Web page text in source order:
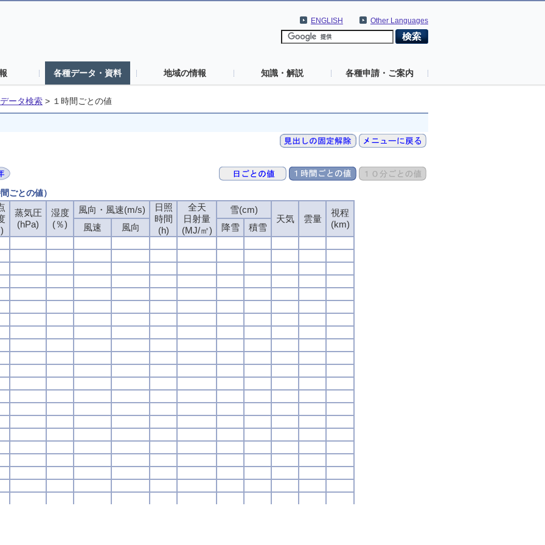
Other Languages
ENGLISH
各種データ・資料 地域の情報 知識・解説 各種申請・ご案内
ータ検索 > １時間ごとの値
との値）
蒸気圧
(hPa)
湿度
(％)
風向・風速(m/s)
日照
時間
(h)
全天
日射量
(MJ/㎡)
雪(cm)
天気
雲量
視程
(km)
風速 風向 降雪 積雪
蒸気圧
(hPa)
湿度
(％)
風向・風速(m/s)
日照
時間
(h)
全天
日射量
(MJ/㎡)
雪(cm)
天気
雲量
視程
(km)
風速 風向 降雪 積雪
蒸気圧
(hPa)
湿度
(％)
風向・風速(m/s)
日照
時間
(h)
全天
日射量
(MJ/㎡)
雪(cm)
天気
雲量
視程
(km)
風速 風向 降雪 積雪
蒸気圧
(hPa)
湿度
(％)
風向・風速(m/s)
日照
時間
(h)
全天
日射量
(MJ/㎡)
雪(cm)
天気
雲量
視程
(km)
風速 風向 降雪 積雪